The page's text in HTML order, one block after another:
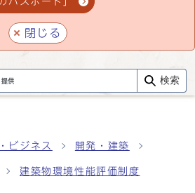
閉じる
検索
ビジネス 開発・建築
建築物環境性能評価制度